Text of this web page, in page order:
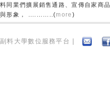
料同業們擴展銷售通路、宣傳自家商品
與形象， ............(more )
副料大學數位服務平台 |